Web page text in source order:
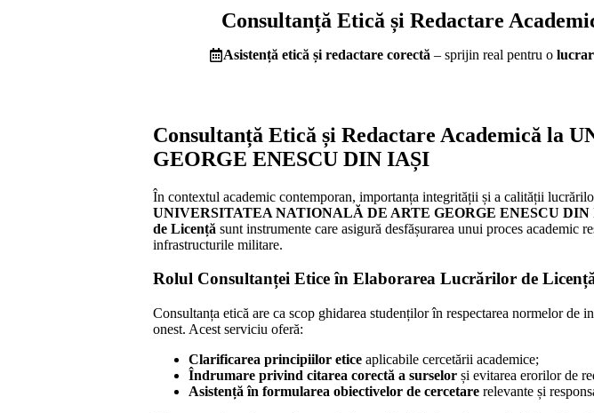
Consultanță Etică și Redactare
Asistență etică și redactare corectă – sprijin real pentru o
Consultanță Etică și Redactare Academică la
GEORGE ENESCU DIN IAȘI
În contextul academic contemporan, importanța integrității și a calității
UNIVERSITATEA NATIONALĂ DE ARTE GEORGE ENESCU DIN
de Licență sunt instrumente care asigură desfășurarea unui proces
infrastructurile militare.
Rolul Consultanței Etice în Elaborarea Lucrărilor de
Consultanța etică are ca scop ghidarea studenților în respectarea normelor
onest. Acest serviciu oferă:
Clarificarea principiilor etice aplicabile cercetării academice;
Îndrumare privind citarea corectă a surselor și evitarea erorilor de
Asistență în formularea obiectivelor de cercetare relevante și